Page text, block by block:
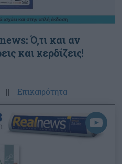
Ό,τι και αν
και κερδίζεις!
|| Επικαιρότητα